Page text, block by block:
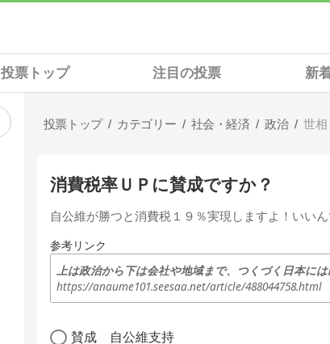
投票トップ 注目の投票 新
投票トップ カテゴリー 社会・経済 政治 世相
消費税率ＵＰに賛成ですか？
自公維が勝つと消費税１９％実現しますよ！いいん
参考リンク
https://anaume101.seesaa.net/article/488044758.html
賛成 自公維支持